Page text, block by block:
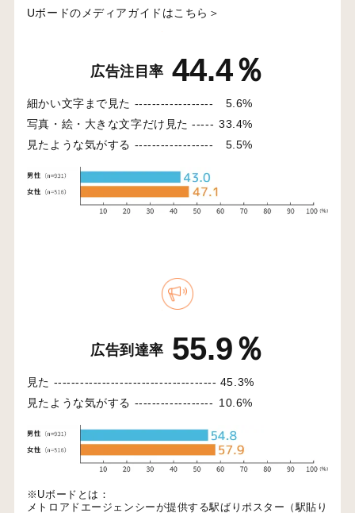
Uボードのメディアガイドはこちら＞
広告注目率 44.4％
細かい文字まで見た ------------------
5.6%
写真・絵・大きな文字だけ見た ----- 33.4%
見たような気がする ------------------
5.5%
広告到達率 55.9％
見た ------------------------------------- 45.3%
見たような気がする ------------------ 10.6%
※Uボードとは：
メトロアドエージェンシーが提供する駅ばりポスター（駅貼り